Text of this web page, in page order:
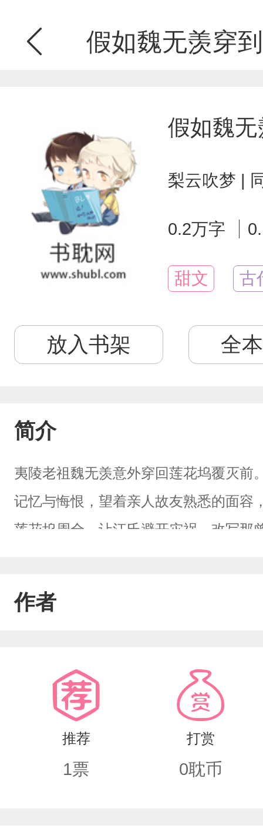
假如魏无羡穿
假如魏
梨云吹梦 |
0.2万字
甜文 古
放入书架 全
简介
夷陵老祖魏无羡意外穿回莲花坞覆灭前
记忆与悔恨，望着亲人故友熟悉的面容
莲花坞周全，让江氏避开灾祸，改写
作者
推荐
1票
打赏
0耽币